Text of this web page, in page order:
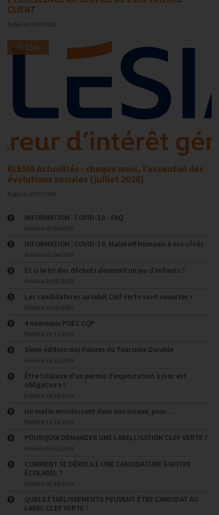
CLIENT
Publié le 13/07/2026
KLESIA Actualités : chaque mois, l’essentiel des
évolutions sociales (juillet 2026)
Publié le 07/07/2026
KLESIA
INFORMATION : COVID-19 - FAQ
Publié le 02/04/2020
INFORMATION : COVID-19, Malakoff Humanis à vos côtés
Publié le 01/04/2020
Et si le tri des déchets devenait un jeu d’enfants ?
Publié le 24/02/2020
Les candidatures au label Clef Verte sont ouvertes !
Publié le 31/01/2020
4 nouveaux POEC CQP
Publié le 23/11/2019
3ème édition des Palmes du Tourisme Durable
Publié le 25/10/2019
Être titulaire d’un permis d’exploitation à jour est
obligatoire !
Publié le 18/10/2019
Un matin enrichissant dans nos locaux, pour...
Publié le 11/10/2019
POURQUOI DEMANDER UNE LABELLISATION CLEF VERTE ?
Publié le 03/10/2019
COMMENT SE DÉROULE UNE CANDIDATURE À NOTRE
ÉCOLABEL ?
Publié le 03/10/2019
QUELS ÉTABLISSEMENTS PEUVENT ÊTRE CANDIDAT AU
LABEL CLEF VERTE ?